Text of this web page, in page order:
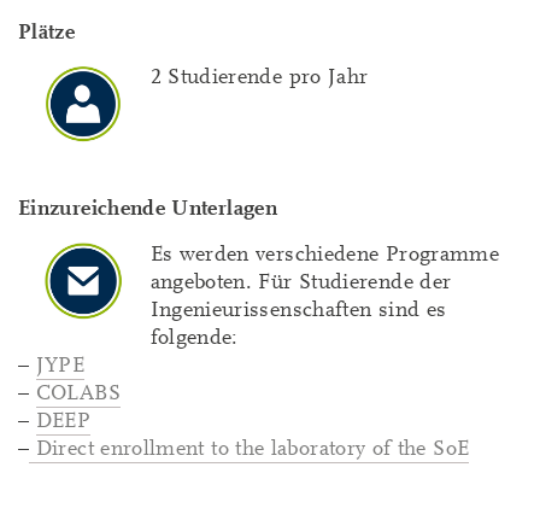
Plätze
2 Studierende pro Jahr
Einzureichende Unterlagen
Es werden verschiedene Programme
angeboten. Für Studierende der
Ingenieurissenschaften sind es
folgende:
– JYPE
– COLABS
– DEEP
– Direct enrollment to the laboratory of the SoE